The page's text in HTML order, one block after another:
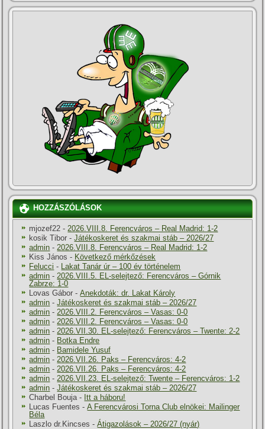
HOZZÁSZÓLÁSOK
mjozef22 -2026.VIII.8. Ferencváros – Real Madrid: 1-2
kosik Tibor -Játékoskeret és szakmai stáb – 2026/27
admin -2026.VIII.8. Ferencváros – Real Madrid: 1-2
Kiss János - Következő mérkőzések
Felucci - Lakat Tanár úr – 100 év történelem
admin -2026.VIII.5. EL-selejtező: Ferencváros – Górnik
Zabrze: 1-0
Lovas Gábor -Anekdoták: dr. Lakat Károly
admin -Játékoskeret és szakmai stáb – 2026/27
admin -2026.VIII.2. Ferencváros – Vasas: 0-0
admin -2026.VIII.2. Ferencváros – Vasas: 0-0
admin -2026.VII.30. EL-selejtező: Ferencváros – Twente: 2-2
admin - Botka Endre
admin - Bamidele Yusuf
admin -2026.VII.26. Paks – Ferencváros: 4-2
admin -2026.VII.26. Paks – Ferencváros: 4-2
admin -2026.VII.23. EL-selejtező: Twente – Ferencváros: 1-2
admin -Játékoskeret és szakmai stáb – 2026/27
Charbel Bouja- Itt a háboru!
Lucas Fuentes -A Ferencvárosi Torna Club elnökei: Mailinger
Béla
Laszlo dr.Kincses -Átigazolások – 2026/27 (nyár)